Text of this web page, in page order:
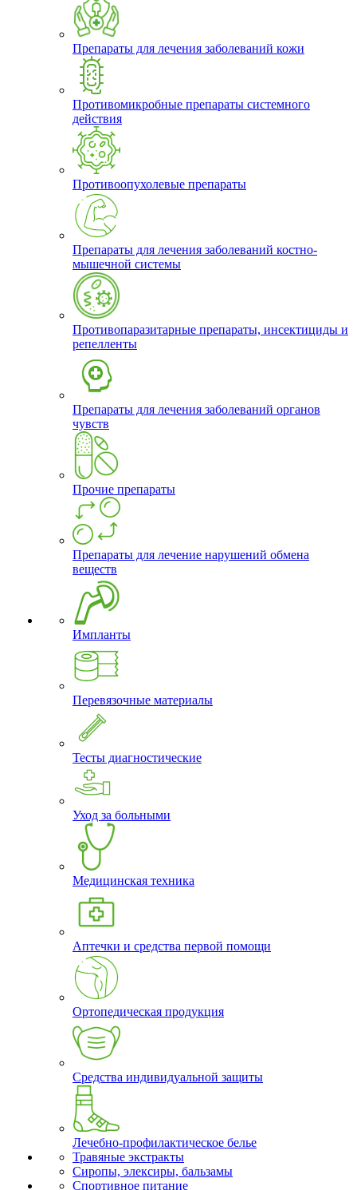
Препараты для лечения заболеваний кожи
Противомикробные препараты системного
действия
Противоопухолевые препараты
Препараты для лечения заболеваний костно-
мышечной системы
Противопаразитарные препараты, инсектициды и
репелленты
Препараты для лечения заболеваний органов
чувств
Прочие препараты
Препараты для лечение нарушений обмена
веществ
Импланты
Перевязочные материалы
Тесты диагностические
Уход за больными
Медицинская техника
Аптечки и средства первой помощи
Ортопедическая продукция
Средства индивидуальной защиты
Лечебно-профилактическое белье
Травяные экстракты
Сиропы, элексиры, бальзамы
Спортивное питание